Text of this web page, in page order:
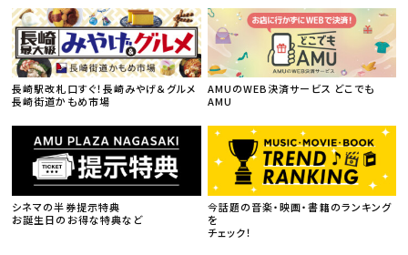
長崎駅改札口すぐ！長崎みやげ＆グルメ
長崎街道かもめ市場
AMUのWEB決済サービス どこでも
AMU
シネマの半券提示特典
お誕生日のお得な特典など
今話題の音楽・映画・書籍のランキング
を
チェック！